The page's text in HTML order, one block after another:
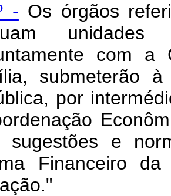
- Os órgãos
com a
submeterão
por
sugestões e
Financeiro